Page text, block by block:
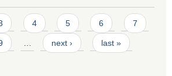
4 5 6 7
… next › last »